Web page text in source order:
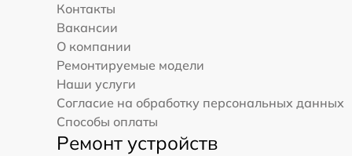
Контакты
Вакансии
О компании
Ремонтируемые модели
Наши услуги
Согласие на обработку персональных данных
Способы оплаты
Ремонт устройств